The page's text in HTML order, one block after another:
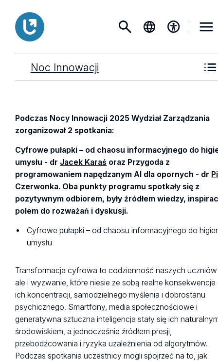
Noc Innowacji
Podczas Nocy Innowacji 2025 Wydział Zarządzania
zorganizował 2 spotkania:
Cyfrowe pułapki – od chaosu informacyjnego do
umysłu - dr Jacek Karaś oraz Przygoda z
programowaniem napędzanym AI dla opornych - dr
Czerwonka. Oba punkty programu spotkały się z
pozytywnym odbiorem, były źródłem wiedzy,
polem do rozważań i dyskusji.
Cyfrowe pułapki – od chaosu informacyjnego do
umysłu
Transformacja cyfrowa to codzienność naszych uczniów
ale i wyzwanie, które niesie ze sobą realne konsekwencje
ich koncentracji, samodzielnego myślenia i dobrostanu
psychicznego. Smartfony, media społecznościowe i
generatywna sztuczna inteligencja stały się ich
środowiskiem, a jednocześnie źródłem presji,
przebodźcowania i ryzyka uzależnienia od algorytmów.
Podczas spotkania uczestnicy mogli spojrzeć na to, jak